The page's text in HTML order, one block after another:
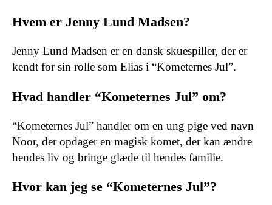
Hvem er Jenny Lund Madsen?
Jenny Lund Madsen er en dansk skuespiller, der er
kendt for sin rolle som Elias i “Kometernes Jul”.
Hvad handler “Kometernes Jul” om?
“Kometernes Jul” handler om en ung pige ved navn
Noor, der opdager en magisk komet, der kan ændre
hendes liv og bringe glæde til hendes familie.
Hvor kan jeg se “Kometernes Jul”?